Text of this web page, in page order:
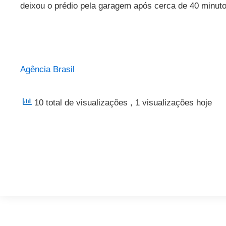
deixou o prédio pela garagem após cerca de 40
Agência Brasil
10 total de visualizações , 1 visualizações hoje